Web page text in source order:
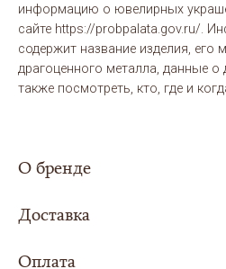
информацию о ювелирных
сайте https://probpalata.gov.ru/.
содержит название изделия, его
драгоценного металла, данные о
также посмотреть, кто, где и
О бренде
Доставка
Оплата